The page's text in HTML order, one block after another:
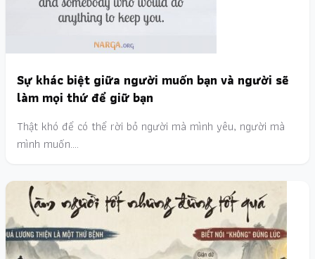
Sự khác biệt giữa người muốn bạn và người sẽ
làm mọi thứ để giữ bạn
Thật khó để có thể rời bỏ người mà mình yêu, người mà
mình muốn.…